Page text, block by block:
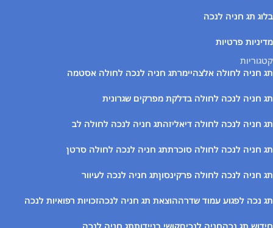
בלוג תג חניה לנכה
מדיניות פרטיות
קטגוריות
תג חניה לחולה אלצהיימרתג חניה לנכה לחולה אסטמה
תג חניה לנכה לחולה בדלקת מפרקים שגרונית
תג חניה לנכה לחולה דיאליזהתג חניה לנכה לחולה לב
תג חניה לנכה לחולה סוכרתתג חניה לנכה לחולה סרטן
תג חניה לנכה לחולה פרקינסוןתג חניה לנכה לעיוור
תג נכה לפגוע עמוד שדרההוצאת תג חניה לנכהזכויות רפואיות לנכה